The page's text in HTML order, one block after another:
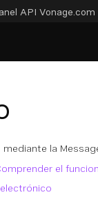
API Vonage.com
la
el